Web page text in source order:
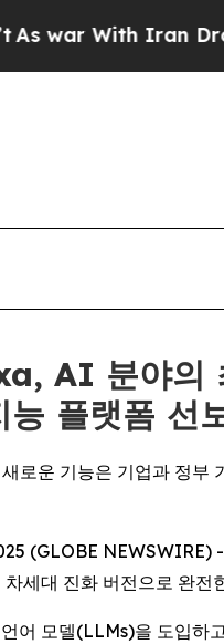
Iran Drove oil
AI 분야의
능 플랫폼 선
로운 기능은 기업과 정부
(GLOBE NEWSWIRE)
차세대 진화 버전으로 완
어 모델(LLMs)을 도입하